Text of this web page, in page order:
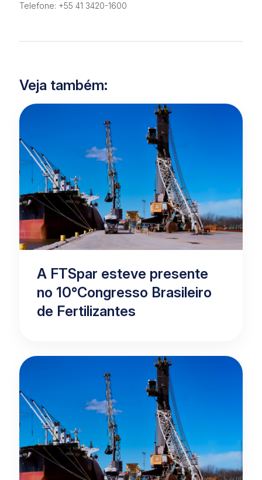
Telefone: +55 41 3420-1600
Veja também:
A FTSpar esteve presente
no 10°Congresso Brasileiro
de Fertilizantes